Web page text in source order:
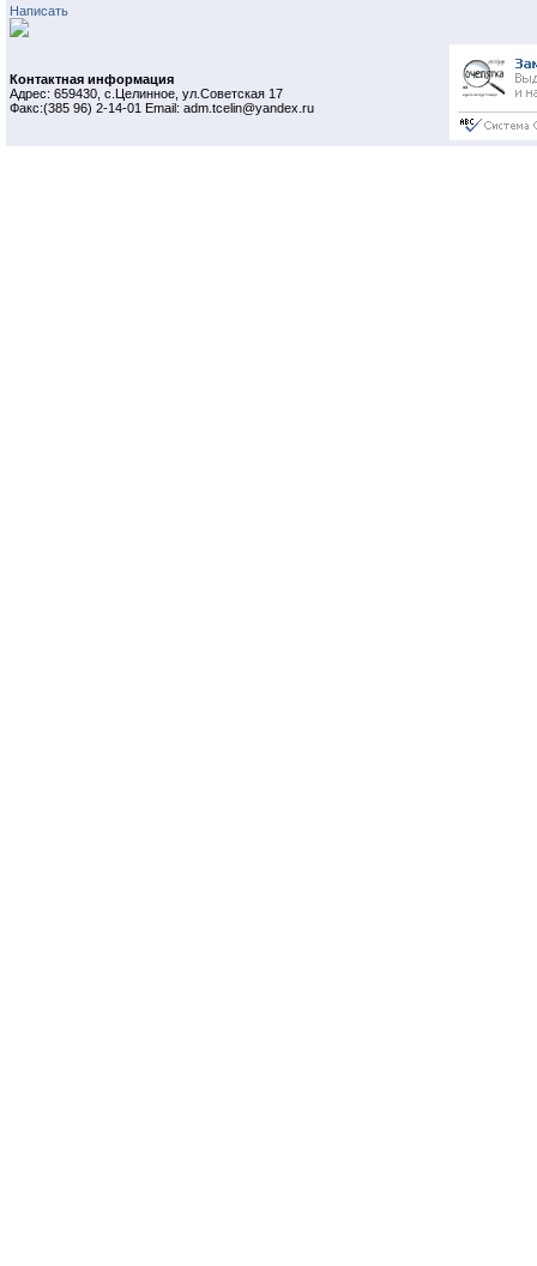
Написать
Контактная информация
Адрес: 659430, с.Целинное, ул.Советская 17
Факс:(385 96) 2-14-01 Email: adm.tcelin@yandex.ru